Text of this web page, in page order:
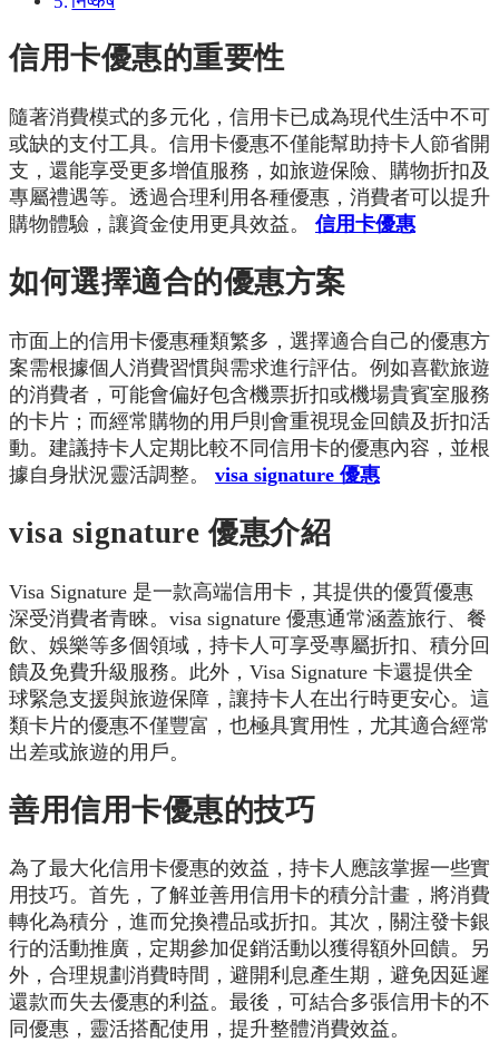
信用卡優惠的重要性
隨著消費模式的多元化，信用卡已成為現代生活中不可
或缺的支付工具。信用卡優惠不僅能幫助持卡人節省開
支，還能享受更多增值服務，如旅遊保險、購物折扣及
專屬禮遇等。透過合理利用各種優惠，消費者可以提升
購物體驗，讓資金使用更具效益。 信用卡優惠
如何選擇適合的優惠方案
市面上的信用卡優惠種類繁多，選擇適合自己的優惠方
案需根據個人消費習慣與需求進行評估。例如喜歡旅遊
的消費者，可能會偏好包含機票折扣或機場貴賓室服務
的卡片；而經常購物的用戶則會重視現金回饋及折扣活
動。建議持卡人定期比較不同信用卡的優惠內容，並根
據自身狀況靈活調整。 visa signature 優惠
visa signature 優惠介紹
Visa Signature 是一款高端信用卡，其提供的優質優惠
深受消費者青睞。visa signature 優惠通常涵蓋旅行、餐
飲、娛樂等多個領域，持卡人可享受專屬折扣、積分回
饋及免費升級服務。此外，Visa Signature 卡還提供全
球緊急支援與旅遊保障，讓持卡人在出行時更安心。這
類卡片的優惠不僅豐富，也極具實用性，尤其適合經常
出差或旅遊的用戶。
善用信用卡優惠的技巧
為了最大化信用卡優惠的效益，持卡人應該掌握一些實
用技巧。首先，了解並善用信用卡的積分計畫，將消費
轉化為積分，進而兌換禮品或折扣。其次，關注發卡銀
行的活動推廣，定期參加促銷活動以獲得額外回饋。另
外，合理規劃消費時間，避開利息產生期，避免因延遲
還款而失去優惠的利益。最後，可結合多張信用卡的不
同優惠，靈活搭配使用，提升整體消費效益。